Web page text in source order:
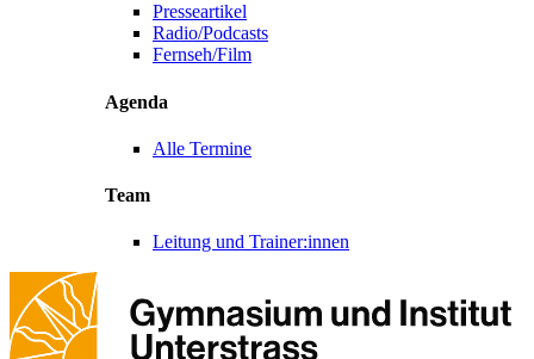
Presseartikel
Radio/Podcasts
Fernseh/Film
Agenda
Alle Termine
Team
Leitung und Trainer:innen